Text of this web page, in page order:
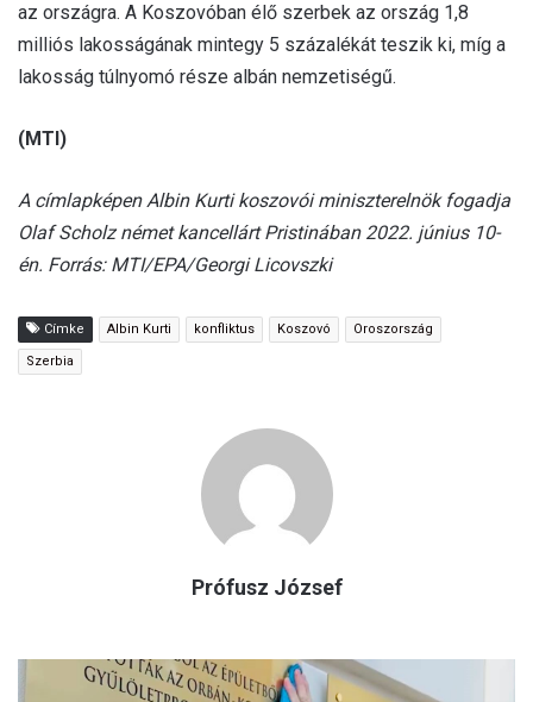
az országra. A Koszovóban élő szerbek az ország 1,8
milliós lakosságának mintegy 5 százalékát teszik ki, míg a
lakosság túlnyomó része albán nemzetiségű.
(MTI)
A címlapképen Albin Kurti koszovói miniszterelnök fogadja
Olaf Scholz német kancellárt Pristinában 2022. június 10-
én. Forrás: MTI/EPA/Georgi Licovszki
Címke Albin Kurti konfliktus Koszovó Oroszország
Szerbia
Prófusz József